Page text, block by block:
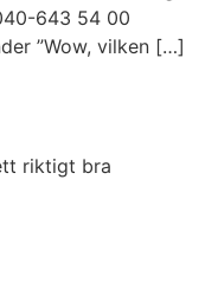
643 54 00
”Wow, vilken […]
riktigt bra